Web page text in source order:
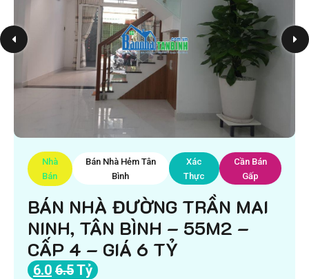
Nhà
Bán
Bán Nhà Hẻm Tân
Bình
Xác
Thực
Cần Bán
Gấp
BÁN NHÀ ĐƯỜNG TRẦN MAI
NINH, TÂN BÌNH – 55M2 –
CẤP 4 – GIÁ 6 TỶ
6.0 6.5Tỷ